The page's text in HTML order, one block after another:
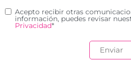
Acepto recibir otras
información, puedes revisar
Privacidad*